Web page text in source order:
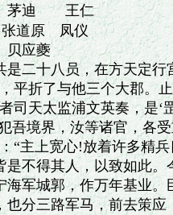
茅迪　　王仁
道原　凤仪
贝应夔
是二十八员，在方天定
平折了与他三个大郡。
司天太监浦文英奏，是‘
吾境界，汝等诸官，各
“主上宽心!放着许多精
是不得其人，以致如此
军城郭，作万年基业。
也分三路军马，前去策